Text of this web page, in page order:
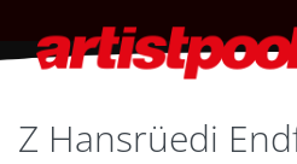
Z Hansrüedi